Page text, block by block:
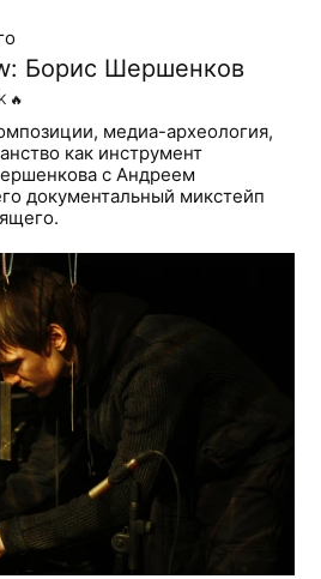
Борис Шершенков
🔥
медиа-археология,
как инструмент
с Андреем
документальный микстейп